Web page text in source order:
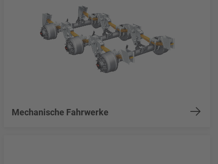
Mechanische Fahrwerke